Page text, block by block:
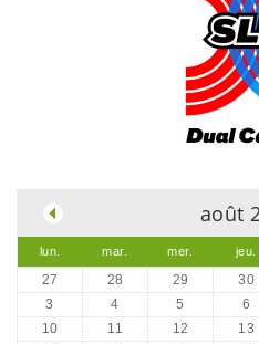
août
lun. mar. mer. jeu.
27 28 29 30
3
4 5 6
10
11 12 13